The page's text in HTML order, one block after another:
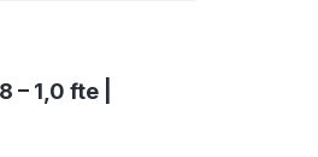
1,0 fte |